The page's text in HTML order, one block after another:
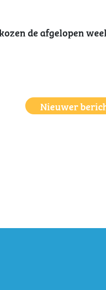
de afgelopen
Nieuwer